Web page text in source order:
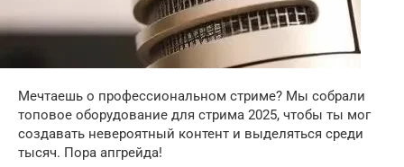
Мечтаешь о профессиональном стриме? Мы собрали
топовое оборудование для стрима 2025, чтобы ты мог
создавать невероятный контент и выделяться среди
тысяч. Пора апгрейда!